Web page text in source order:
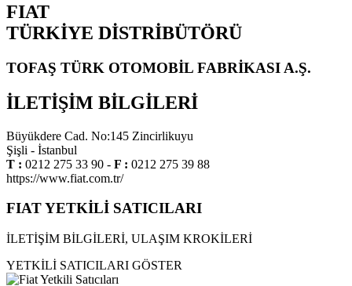
FIAT
TÜRKİYE DİSTRİBÜTÖRÜ
TOFAŞ TÜRK OTOMOBİL FABRİKASI A.Ş.
İLETİŞİM BİLGİLERİ
Büyükdere Cad. No:145 Zincirlikuyu
Şişli - İstanbul
T : 0212 275 33 90 - F : 0212 275 39 88
https://www.fiat.com.tr/
FIAT YETKİLİ SATICILARI
İLETİŞİM BİLGİLERİ, ULAŞIM KROKİLERİ
YETKİLİ SATICILARI GÖSTER